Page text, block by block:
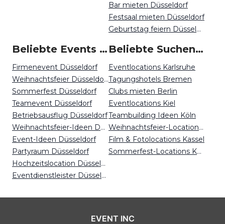
Bar mieten Düsseldorf
Festsaal mieten Düsseldorf
Geburtstag feiern Düsseldorf
Beliebte Events in Düsseldorf
Firmenevent Düsseldorf
Weihnachtsfeier Düsseldorf
Sommerfest Düsseldorf
Teamevent Düsseldorf
Betriebsausflug Düsseldorf
Weihnachtsfeier-Ideen Düsseldorf
Event-Ideen Düsseldorf
Partyraum Düsseldorf
Hochzeitslocation Düsseldorf
Eventdienstleister Düsseldorf
Beliebte Suchen auf Event Inc
Eventlocations Karlsruhe
Tagungshotels Bremen
Clubs mieten Berlin
Eventlocations Kiel
Teambuilding Ideen Köln
Weihnachtsfeier-Locations Kassel
Film & Fotolocations Kassel
Sommerfest-Locations Karlsruhe
EVENT INC